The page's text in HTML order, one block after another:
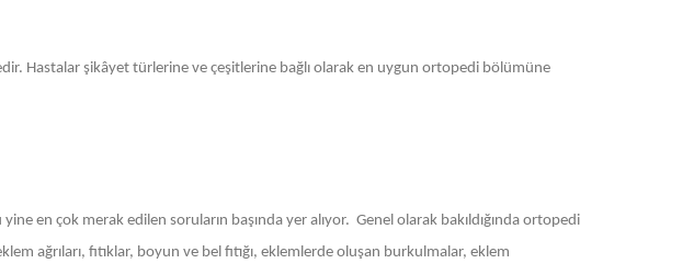
Hastalar şikâyet türlerine ve çeşitlerine bağlı olarak en uygun ortopedi bölümüne
en çok merak edilen soruların başında yer alıyor. Genel olarak bakıldığında ortopedi
ağrıları, fıtıklar, boyun ve bel fıtığı, eklemlerde oluşan burkulmalar, eklem